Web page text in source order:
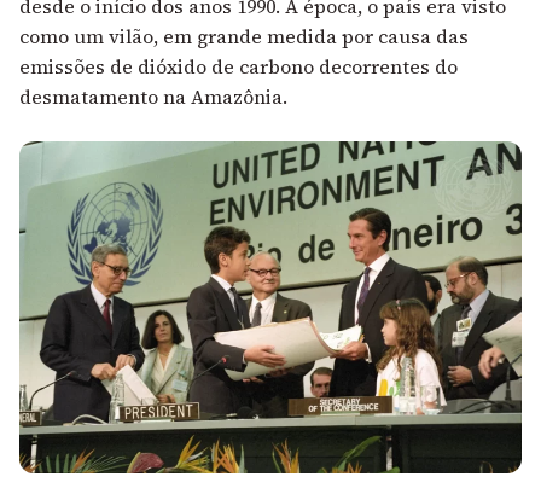
desde o início dos anos 1990. À época, o país era visto
como um vilão, em grande medida por causa das
emissões de dióxido de carbono decorrentes do
desmatamento na Amazônia.